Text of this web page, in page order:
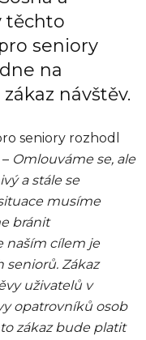
těchto
seniory
na
návštěv.
seniory rozhodl
Omlouváme se, ale
a stále se
musíme
bránit
naším cílem je
seniorů. Zákaz
uživatelů v
opatrovníků osob
zákaz bude platit